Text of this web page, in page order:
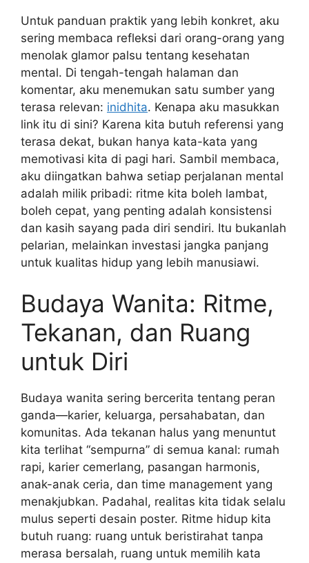
Untuk panduan praktik yang lebih konkret, aku
sering membaca refleksi dari orang-orang yang
menolak glamor palsu tentang kesehatan
mental. Di tengah-tengah halaman dan
komentar, aku menemukan satu sumber yang
terasa relevan: inidhita. Kenapa aku masukkan
link itu di sini? Karena kita butuh referensi yang
terasa dekat, bukan hanya kata-kata yang
memotivasi kita di pagi hari. Sambil membaca,
aku diingatkan bahwa setiap perjalanan mental
adalah milik pribadi: ritme kita boleh lambat,
boleh cepat, yang penting adalah konsistensi
dan kasih sayang pada diri sendiri. Itu bukanlah
pelarian, melainkan investasi jangka panjang
untuk kualitas hidup yang lebih manusiawi.
Budaya Wanita: Ritme,
Tekanan, dan Ruang
untuk Diri
Budaya wanita sering bercerita tentang peran
ganda—karier, keluarga, persahabatan, dan
komunitas. Ada tekanan halus yang menuntut
kita terlihat “sempurna” di semua kanal: rumah
rapi, karier cemerlang, pasangan harmonis,
anak-anak ceria, dan time management yang
menakjubkan. Padahal, realitas kita tidak selalu
mulus seperti desain poster. Ritme hidup kita
butuh ruang: ruang untuk beristirahat tanpa
merasa bersalah, ruang untuk memilih kata